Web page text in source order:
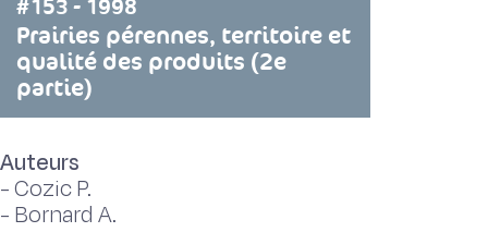
#153 - 1998
Prairies pérennes, territoire et
qualité des produits (2e
partie)
Auteurs
-Cozic P.
- Bornard A.